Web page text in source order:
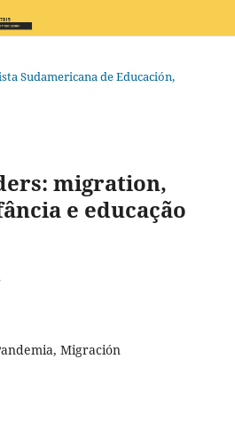
Sudamericana de Educación,
migration,
e educação
Migración